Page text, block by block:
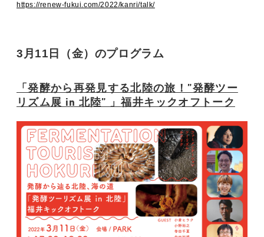
https://renew-fukui.com/2022/kanri/talk/
3月11日（金）のプログラム
「発酵から再発見する北陸の旅！”発酵ツー
リズム展 in 北陸” 」福井キックオフトーク